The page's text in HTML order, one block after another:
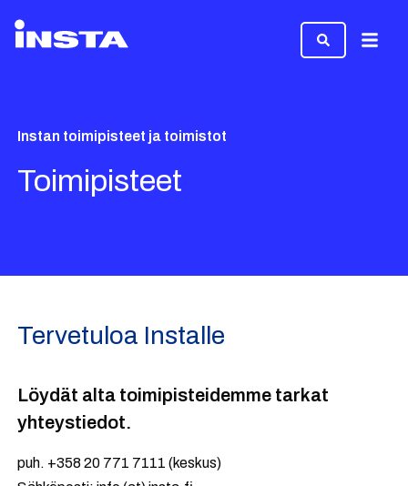
Instan toimipisteet ja toimistot
Toimipisteet
Tervetuloa Installe
Löydät alta toimipisteidemme tarkat
yhteystiedot.
puh. +358 20 771 7111 (keskus)